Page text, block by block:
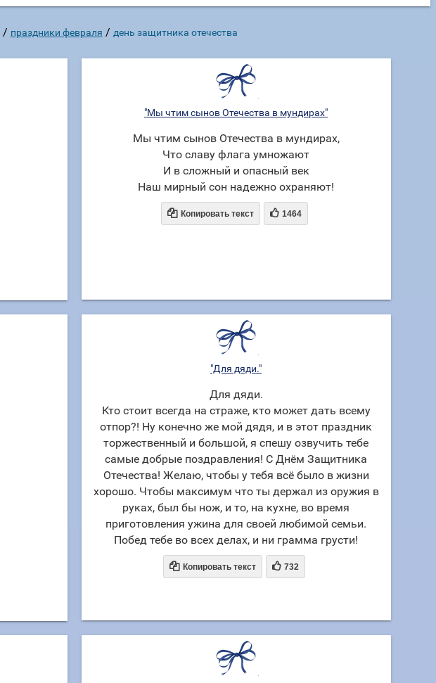
/ праздники февраля / день защитника отечества
"Мы чтим сынов Отечества в мундирах"
Мы чтим сынов Отечества в мундирах,
Что славу флага умножают
И в сложный и опасный век
Наш мирный сон надежно охраняют!
 Копировать текст  1464
"Для дяди."
Для дяди.
Кто стоит всегда на страже, кто может дать всему
отпор?! Ну конечно же мой дядя, и в этот праздник
торжественный и большой, я спешу озвучить тебе
самые добрые поздравления! С Днём Защитника
Отечества! Желаю, чтобы у тебя всё было в жизни
хорошо. Чтобы максимум что ты держал из оружия в
руках, был бы нож, и то, на кухне, во время
приготовления ужина для своей любимой семьи.
Побед тебе во всех делах, и ни грамма грусти!
 Копировать текст  732